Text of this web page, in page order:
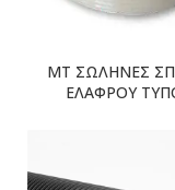
MT ΣΩΛΗΝΕΣ
ΕΛΑΦΡΟΥ